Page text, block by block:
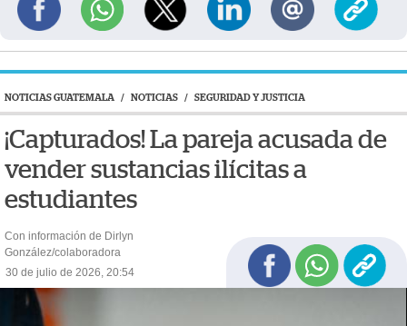
NOTICIAS GUATEMALA / NOTICIAS / SEGURIDAD Y JUSTICIA
¡Capturados! La pareja acusada de
vender sustancias ilícitas a
estudiantes
Con información de Dirlyn
González/colaboradora
30 de julio de 2026, 20:54